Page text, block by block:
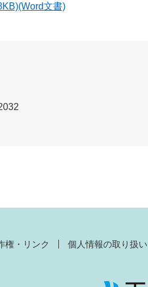
文書)
権・リンク 個人情報の取り扱い